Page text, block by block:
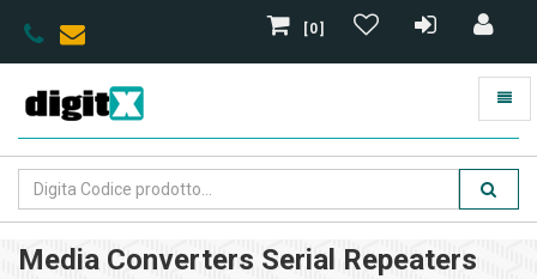
[0]
Media Converters Serial Repeaters